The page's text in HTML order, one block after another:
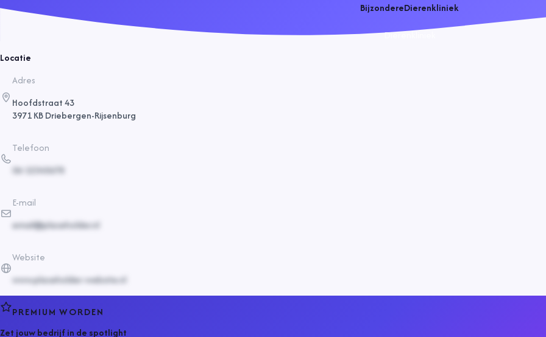
BijzondereDierenkliniek
Dierenkliniek
Locatie
Adres
Hoofdstraat 43
3971 KB Driebergen-Rijsenburg
Telefoon
06-12345678
E-mail
email@placeholder.nl
Website
www.placeholder-website.nl
PREMIUM WORDEN
Zet jouw bedrijf in de spotlight